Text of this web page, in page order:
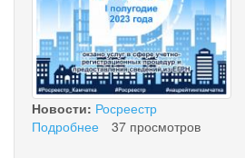
Новости: Росреестр
Подробнее
37 просмотров